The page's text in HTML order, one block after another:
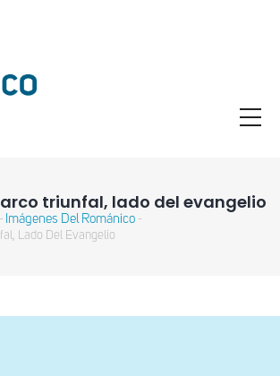
triunfal, lado del evangelio
- Imágenes Del Románico -
Lado Del Evangelio